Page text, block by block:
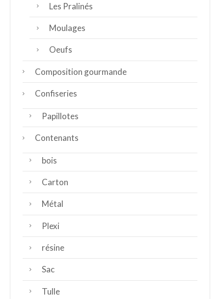
Les Pralinés
Moulages
Oeufs
Composition gourmande
Confiseries
Papillotes
Contenants
bois
Carton
Métal
Plexi
résine
Sac
Tulle